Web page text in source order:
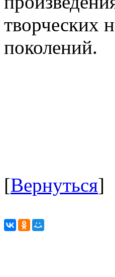
творческих
поколений.
[Вернуться]